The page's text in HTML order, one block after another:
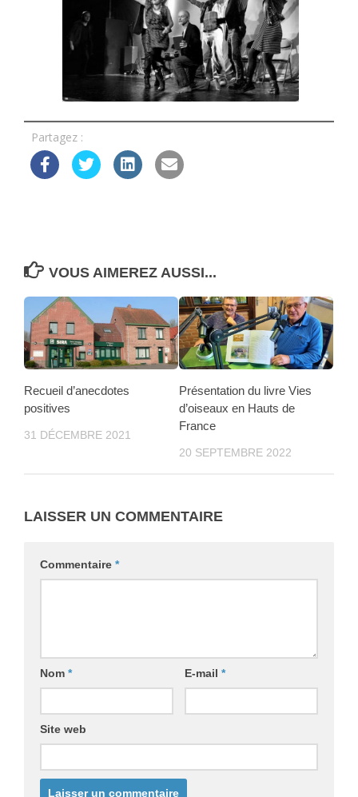
Partagez :
VOUS AIMEREZ AUSSI...
Recueil d’anecdotes
positives
31 DÉCEMBRE 2021
Présentation du livre Vies
d’oiseaux en Hauts de
France
20 SEPTEMBRE 2022
LAISSER UN COMMENTAIRE
Commentaire *
Nom * E-mail *
Site web